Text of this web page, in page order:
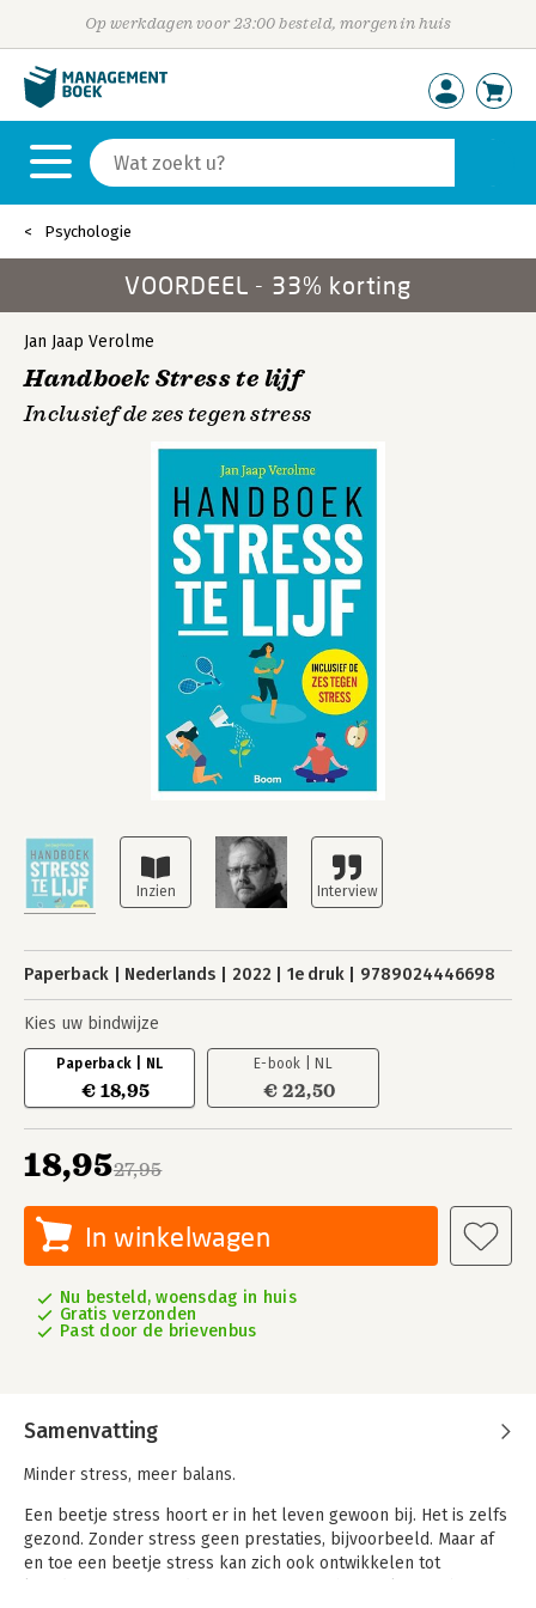
Op werkdagen voor 23:00 besteld, morgen in huis
Psychologie
VOORDEEL - 33% korting
Jan Jaap Verolme
Handboek Stress te lijf
Inclusief de zes tegen stress
Paperback Nederlands 2022 1e druk 9789024446698
Kies uw bindwijze
Paperback | NL
€ 18,95
E-book | NL
€ 22,50
27,95
18,95
In winkelwagen
Nu besteld, woensdag in huis
Gratis verzonden
Past door de brievenbus
Samenvatting
Minder stress, meer balans.
Een beetje stress hoort er in het leven gewoon bij. Het is zelfs
gezond. Zonder stress geen prestaties, bijvoorbeeld. Maar af
en toe een beetje stress kan zich ook ontwikkelen tot